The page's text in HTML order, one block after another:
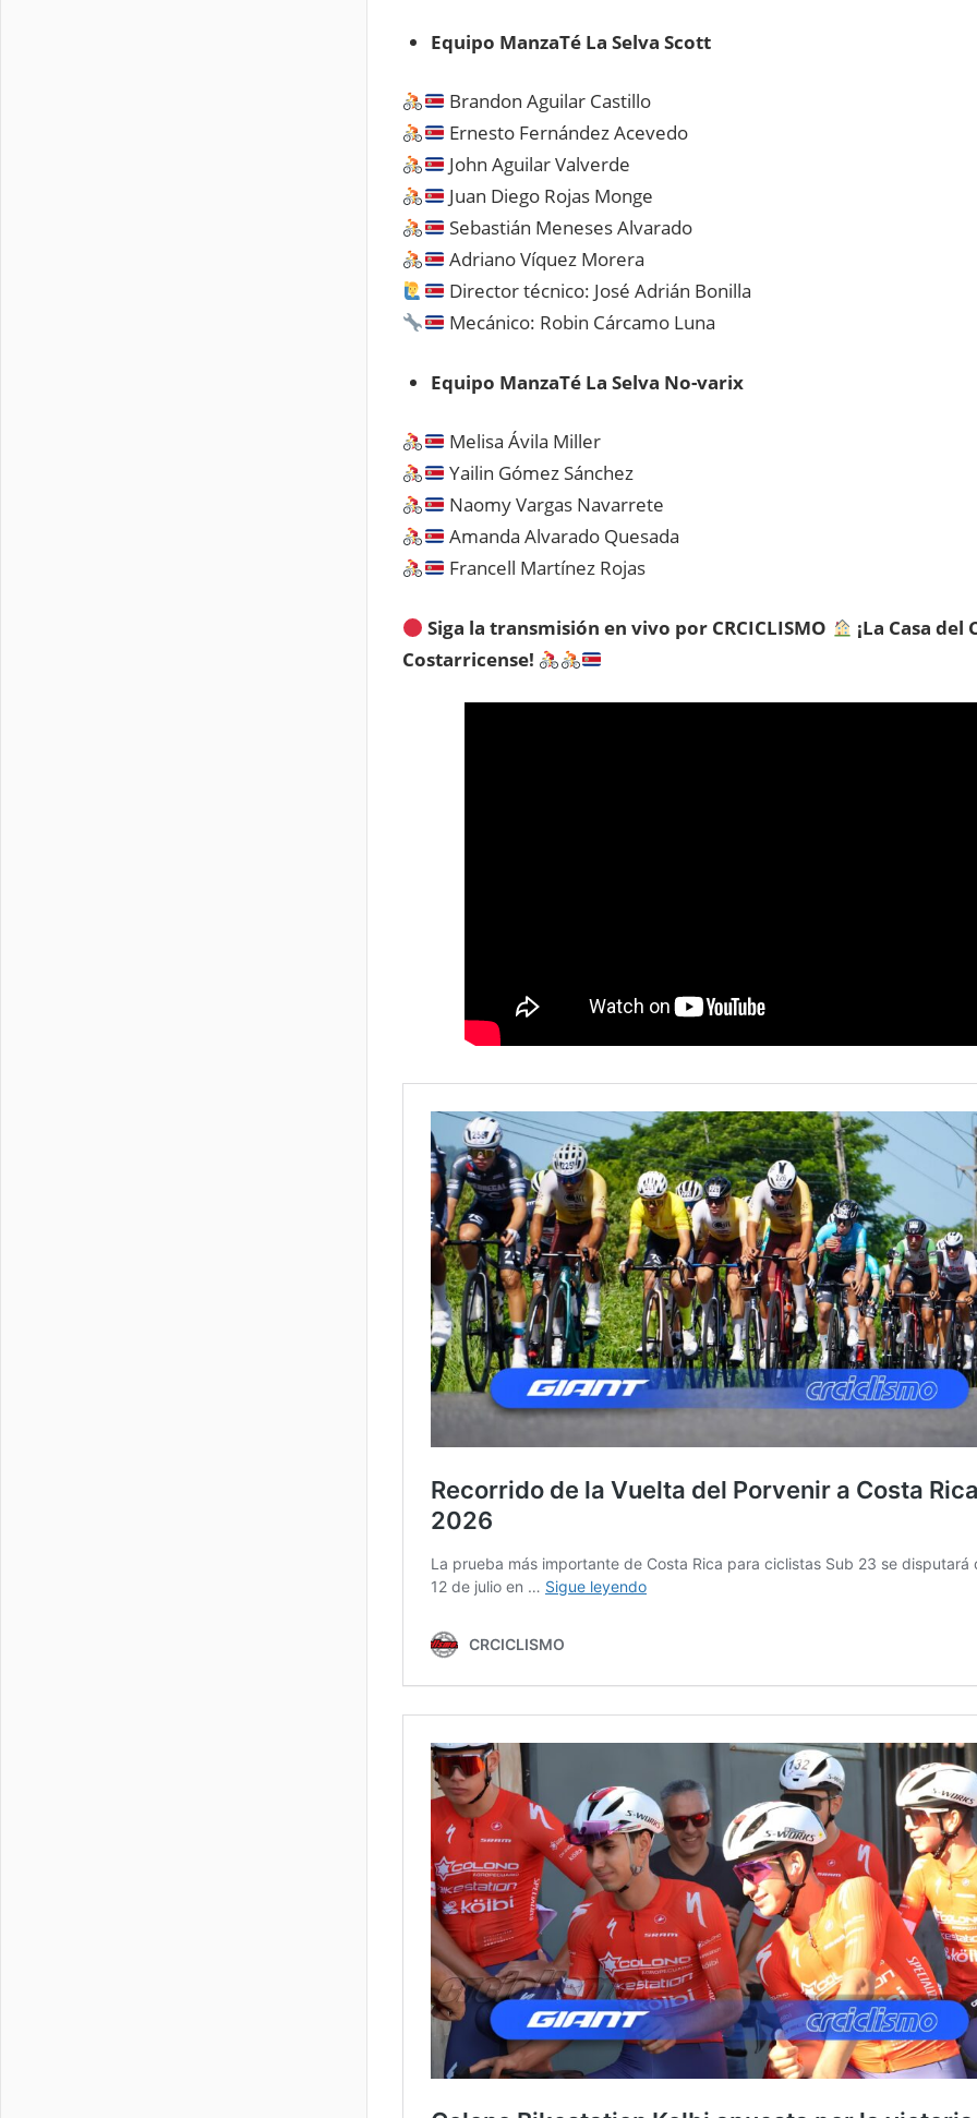
Equipo ManzaTé La Selva Scott
Brandon Aguilar Castillo
Ernesto Fernández Acevedo
John Aguilar Valverde
Juan Diego Rojas Monge
Sebastián Meneses Alvarado
Adriano Víquez Morera
Director técnico: José Adrián Bonilla
Mecánico: Robin Cárcamo Luna
Equipo ManzaTé La Selva No-varix
Melisa Ávila Miller
Yailin Gómez Sánchez
Naomy Vargas Navarrete
Amanda Alvarado Quesada
Francell Martínez Rojas
Siga la transmisión en vivo por CRCICLISMO
¡La Casa del
Costarricense!